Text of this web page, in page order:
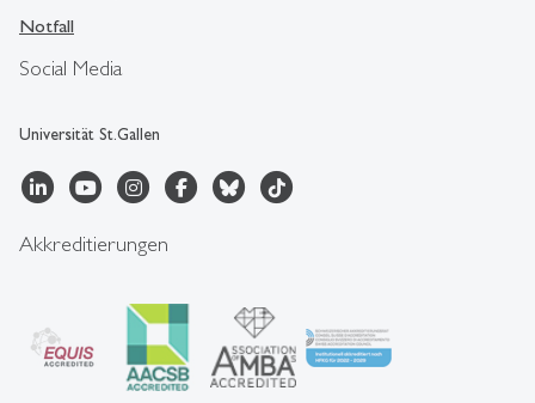
Social Media
Universität St.Gallen
Notfall
Akkreditierungen